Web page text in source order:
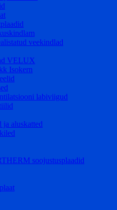
veekindlad
VELUX
Isokern
labiviigud
ja aluskatted
soojustusplaadid